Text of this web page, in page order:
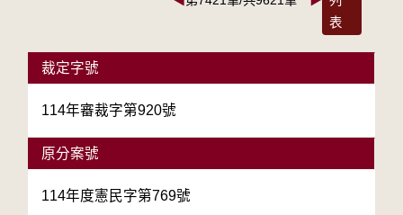
表
裁定字號
114年審裁字第920號
原分案號
114年度憲民字第769號